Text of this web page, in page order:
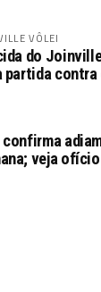
VÔLEI
do
partida
confirma
veja ofício